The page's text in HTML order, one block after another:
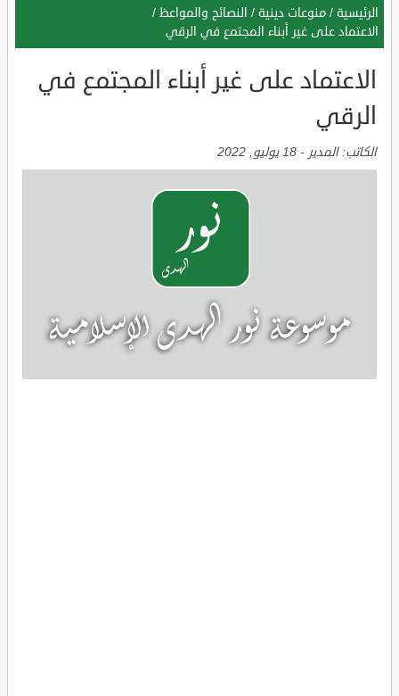
الرئيسية / منوعات دينية / النصائح والمواعظ /
الاعتماد على غير أبناء المجتمع في الرقي
الاعتماد على غير أبناء المجتمع في
الرقي
الكاتب:المدير - 18 يوليو, 2022